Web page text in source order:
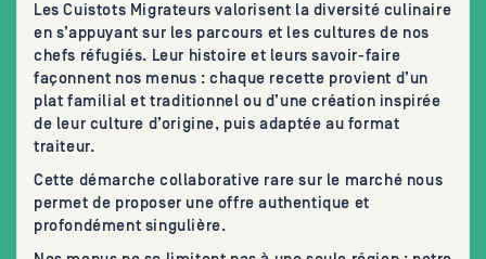
Les Cuistots Migrateurs valorisent la diversité culinaire
en s’appuyant sur les parcours et les cultures de nos
chefs réfugiés. Leur histoire et leurs savoir-faire
façonnent nos menus : chaque recette provient d’un
plat familial et traditionnel ou d’une création inspirée
de leur culture d’origine, puis adaptée au format
traiteur.
Cette démarche collaborative rare sur le marché nous
permet de proposer une offre authentique et
profondément singulière.